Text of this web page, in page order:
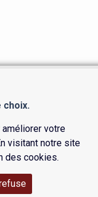
choix.
votre
visitant notre site
des cookies.
ET